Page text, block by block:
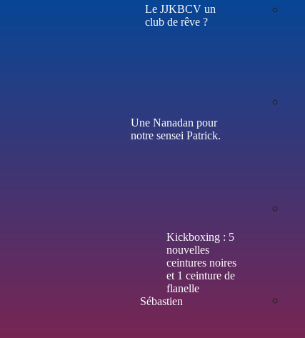
Le JJKBCV un
club de rêve ?
Une Nanadan pour
notre sensei Patrick.
Kickboxing : 5
nouvelles
ceintures noires
et 1 ceinture de
flanelle
Sébastien